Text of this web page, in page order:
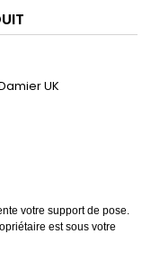
UK
votre support de pose.
est sous votre